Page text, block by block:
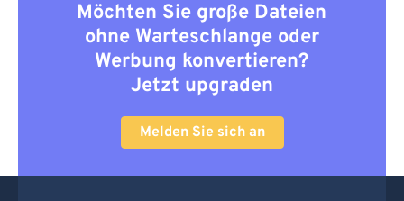
Möchten Sie große Dateien
ohne Warteschlange oder
Werbung konvertieren?
Jetzt upgraden
Melden Sie sich an